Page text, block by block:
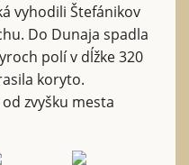
vyhodili Štefánikov
Do Dunaja spadla
polí v dĺžke 320
koryto.
zvyšku mesta